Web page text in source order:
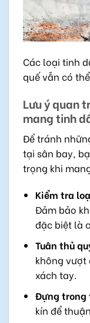
Các loại tinh
quế vẫn có
Lưu ý quan
mang tinh
Để tránh
tại sân bay,
trọng khi
Kiểm tra
Đảm bảo
đặc biệt là
Tuân thủ
không vượt
xách tay.
Đựng trong
kín để